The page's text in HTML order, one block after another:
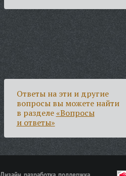
Ответы на эти и другие
вопросы вы можете найти
в разделе«Вопросы
и ответы»